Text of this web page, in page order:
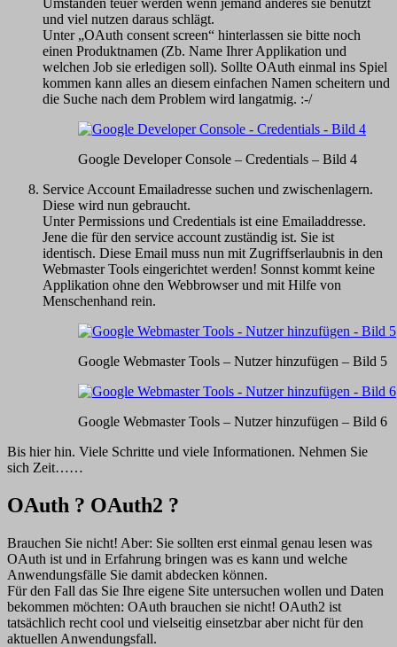
Umständen teuer werden wenn jemand anderes sie benutzt
und viel nutzen daraus schlägt.
Unter „OAuth consent screen“ hinterlassen sie bitte noch
einen Produktnamen (Zb. Name Ihrer Applikation und
welchen Job sie erledigen soll). Sollte OAuth einmal ins Spiel
kommen kann alles an diesem einfachen Namen scheitern und
die Suche nach dem Problem wird langatmig. :-/
Google Developer Console – Credentials – Bild 4
Service Account Emailadresse suchen und zwischenlagern.
Diese wird nun gebraucht.
Unter Permissions und Credentials ist eine Emailaddresse.
Jene die für den service account zuständig ist. Sie ist
identisch. Diese Email muss nun mit Zugriffserlaubnis in den
Webmaster Tools eingerichtet werden! Sonnst kommt keine
Applikation ohne den Webbrowser und mit Hilfe von
Menschenhand rein.
Google Webmaster Tools – Nutzer hinzufügen – Bild 5
Google Webmaster Tools – Nutzer hinzufügen – Bild 6
Bis hier hin. Viele Schritte und viele Informationen. Nehmen Sie
sich Zeit……
OAuth ? OAuth2 ?
Brauchen Sie nicht! Aber: Sie sollten erst einmal genau lesen was
OAuth ist und in Erfahrung bringen was es kann und welche
Anwendungsfälle Sie damit abdecken können.
Für den Fall das Sie Ihre eigene Site untersuchen wollen und Daten
bekommen möchten: OAuth brauchen sie nicht! OAuth2 ist
tatsächlich recht cool und vielseitig einsetzbar aber nicht für den
aktuellen Anwendungsfall.